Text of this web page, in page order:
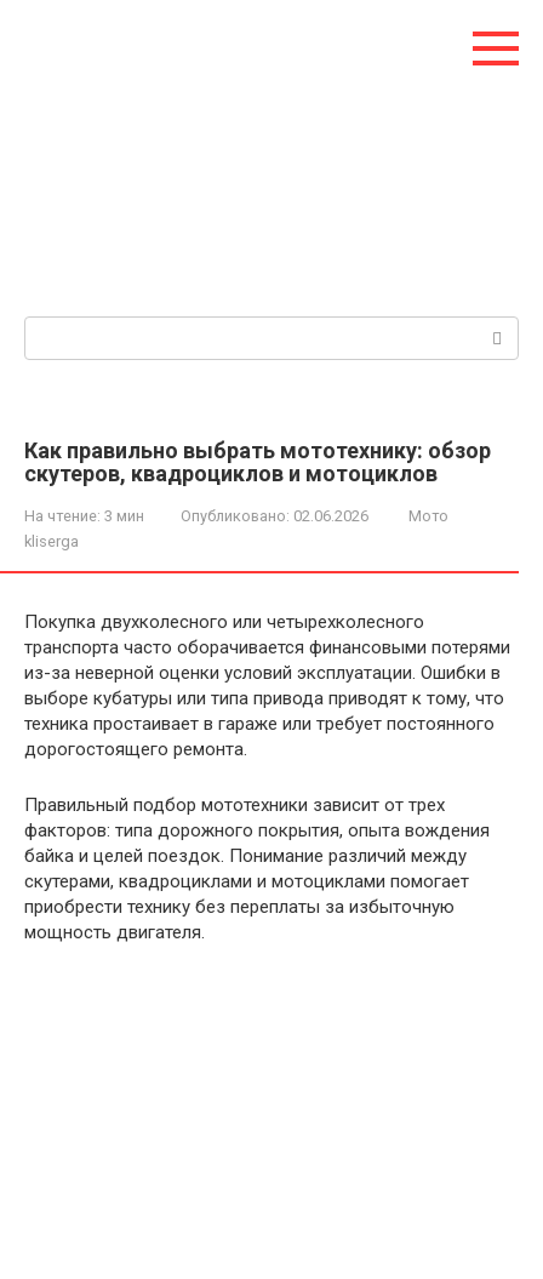
Как правильно выбрать мототехнику: обзор
скутеров, квадроциклов и мотоциклов
На чтение: 3 мин Опубликовано: 02.06.2026
Мото
kliserga
Покупка двухколесного или четырехколесного
транспорта часто оборачивается финансовыми потерями
из-за неверной оценки условий эксплуатации. Ошибки в
выборе кубатуры или типа привода приводят к тому, что
техника простаивает в гараже или требует постоянного
дорогостоящего ремонта.
Правильный подбор мототехники зависит от трех
факторов: типа дорожного покрытия, опыта вождения
байка и целей поездок. Понимание различий между
скутерами, квадроциклами и мотоциклами помогает
приобрести технику без переплаты за избыточную
мощность двигателя.